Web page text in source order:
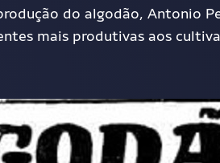
do algodão, Antonio
mais produtivas aos